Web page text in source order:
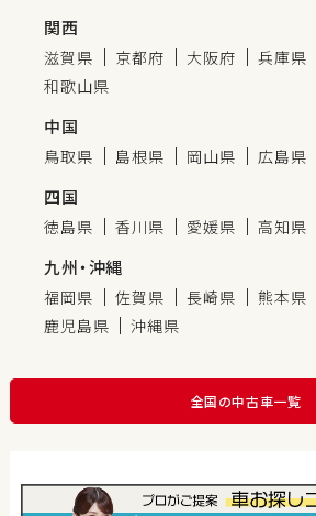
関西
滋賀県 京都府 大阪府 兵庫県
和歌山県
中国
鳥取県 島根県 岡山県 広島県
四国
徳島県 香川県 愛媛県 高知県
九州・沖縄
福岡県 佐賀県 長崎県 熊本県
鹿児島県
沖縄県
全国の中古車一覧